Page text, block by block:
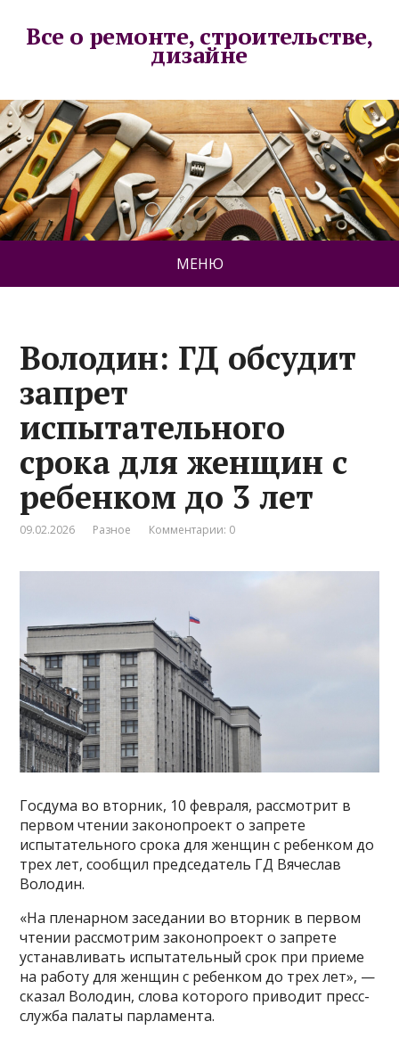
Все о ремонте, строительстве,
дизайне
МЕНЮ
Володин: ГД обсудит
запрет
испытательного
срока для женщин с
ребенком до 3 лет
09.02.2026 Разное Комментарии: 0
Госдума во вторник, 10 февраля, рассмотрит в
первом чтении законопроект о запрете
испытательного срока для женщин с ребенком до
трех лет, сообщил председатель ГД Вячеслав
Володин.
«На пленарном заседании во вторник в первом
чтении рассмотрим законопроект о запрете
устанавливать испытательный срок при приеме
на работу для женщин с ребенком до трех лет», —
сказал Володин, слова которого приводит пресс-
служба палаты парламента.